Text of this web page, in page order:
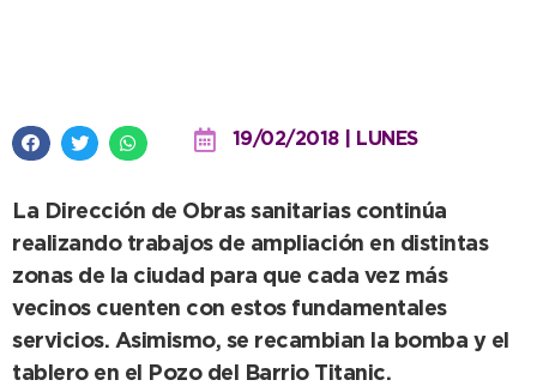
19/02/2018 | LUNES
La Dirección de Obras sanitarias continúa
realizando trabajos de ampliación en distintas
zonas de la ciudad para que cada vez más
vecinos cuenten con estos fundamentales
servicios. Asimismo, se recambian la bomba y el
tablero en el Pozo del Barrio Titanic.